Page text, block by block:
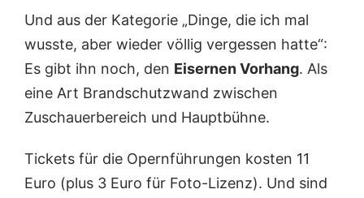
Und aus der Kategorie „Dinge, die ich mal
wusste, aber wieder völlig vergessen hatte“:
Es gibt ihn noch, den Eisernen Vorhang. Als
eine Art Brandschutzwand zwischen
Zuschauerbereich und Hauptbühne.
Tickets für die Opernführungen kosten 11
Euro (plus 3 Euro für Foto-Lizenz). Und sind